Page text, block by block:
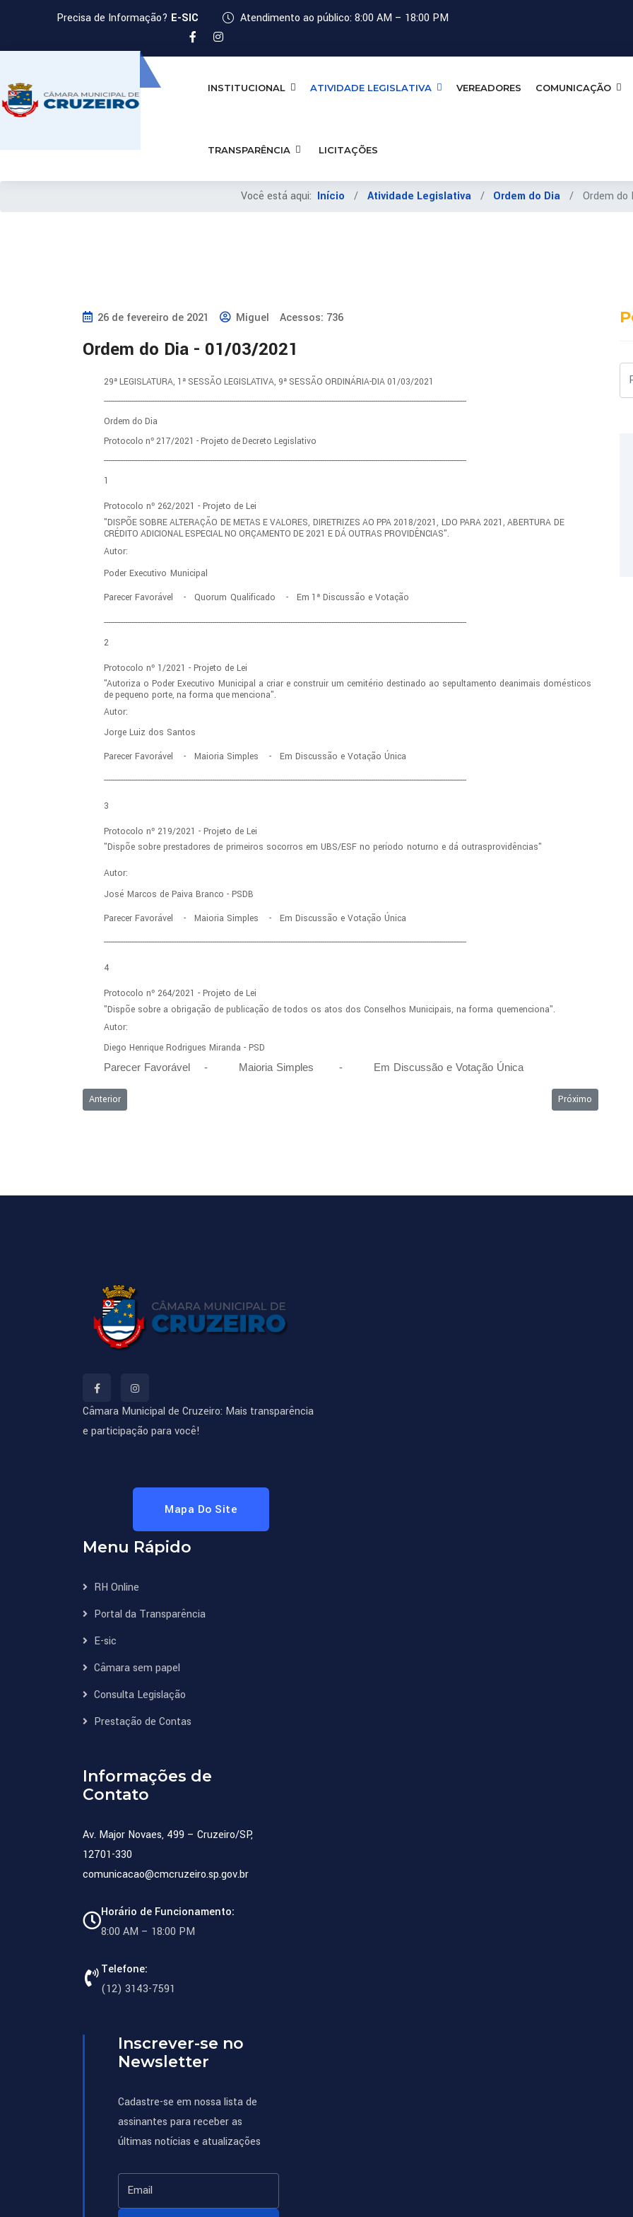
Precisa de Informação? E-SIC Atendimento ao público: 8:00 AM – 18:00 PM
INSTITUCIONAL ATIVIDADE LEGISLATIVA VEREADORES COMUNICAÇÃO
TRANSPARÊNCIA LICITAÇÕES
Você está aqui: Início Atividade Legislativa Ordem do Dia Ordem do
26 de fevereiro de 2021 Miguel Acessos: 736
Ordem do Dia - 01/03/2021
29ª LEGISLATURA, 1ª SESSÃO LEGISLATIVA, 9ª SESSÃO ORDINÁRIA-DIA 01/03/2021
---------------------------------------------------------------------------------------------------------------------------------------------------------------------------
Ordem do Dia
Protocolo nº 217/2021 - Projeto de Decreto Legislativo
---------------------------------------------------------------------------------------------------------------------------------------------------------------------------
1
Protocolo nº 262/2021 - Projeto de Lei
"DISPÕE SOBRE ALTERAÇÃO DE METAS E VALORES, DIRETRIZES AO PPA 2018/2021, LDO PARA 2021, ABERTURA DE
CRÉDITO ADICIONAL ESPECIAL NO ORÇAMENTO DE 2021 E DÁOUTRAS PROVIDÊNCIAS".
Autor:
Poder Executivo Municipal
Parecer Favorável - Quorum Qualificado - Em 1ª Discussão e Votação
---------------------------------------------------------------------------------------------------------------------------------------------------------------------------
2
Protocolo nº 1/2021 - Projeto de Lei
"Autoriza o Poder Executivo Municipal a criar e construir um cemitério destinado ao sepultamento deanimais domésticos
depequeno porte, na forma quemenciona".
Autor:
Jorge Luiz dos Santos
Parecer Favorável - Maioria Simples - Em Discussão e Votação Única
---------------------------------------------------------------------------------------------------------------------------------------------------------------------------
3
Protocolo nº 219/2021 - Projeto de Lei
"Dispõe sobre prestadores de primeiros socorros em UBS/ESF no período noturno e dá outrasprovidências"
Autor:
José Marcos de Paiva Branco - PSDB
Parecer Favorável - Maioria Simples - Em Discussão e Votação Única
---------------------------------------------------------------------------------------------------------------------------------------------------------------------------
4
Protocolo nº 264/2021 - Projeto de Lei
"Dispõe sobre a obrigação de publicação de todos os atos dos Conselhos Municipais, na forma quemenciona".
Autor:
Diego Henrique Rodrigues Miranda - PSD
Parecer Favorável - Maioria Simples - Em Discussão e Votação Única
Artigo anterior: Ordem do Dia - 08/03/2021
Anterior Próximo artigo:
Próximo
Câmara Municipal de Cruzeiro: Mais transparência
e participação para você!
Mapa Do Site
Menu Rápido
RH Online
Portal da Transparência
E-sic
Câmara sem papel
Consulta Legislação
Prestação de Contas
Informações de
Contato
Av. Major Novaes, 499 – Cruzeiro/SP,
12701-330
comunicacao@cmcruzeiro.sp.gov.br
Horário de Funcionamento:
8:00 AM – 18:00 PM
Telefone:
(12) 3143-7591
Inscrever-se no
Newsletter
Cadastre-se em nossa lista de
assinantes para receber as
últimas notícias e atualizações